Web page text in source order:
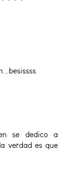
se dedico a
verdad es que